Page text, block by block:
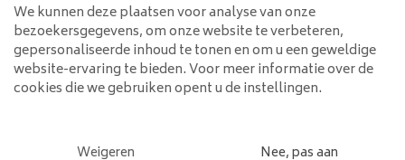
Geen producten gevonden!...
Klantenservice
Mijn account
Categorieën
We kunnen deze plaatsen voor analyse van onze
bezoekersgegevens, om onze website te verbeteren,
gepersonaliseerde inhoud te tonen en om u een geweldige
website-ervaring te bieden. Voor meer informatie over de
cookies die we gebruiken opent u de instellingen.
Weigeren Nee, pas aan